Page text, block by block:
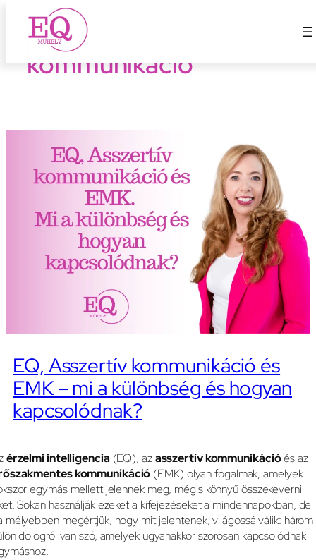
Ugrás
tartalomhoz
Asszertív
kommunikáció
EQ, Asszertív kommunikáció és
EMK – mi a különbség és hogyan
kapcsolódnak?
érzelmi intelligencia (EQ), azasszertív kommunikációés az
kommunikáció (EMK) olyan fogalmak, amelyek
egymás mellett jelennek meg, mégis könnyű összekeverni
Sokan használják ezeket a kifejezéseket a mindennapokban, de
mélyebben megértjük, hogy mit jelentenek, világossá válik: három
dologról van szó, amelyek ugyanakkor szorosan kapcsolódnak